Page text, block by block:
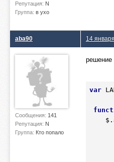
Репутация: N
Группа: в ухо
aba90
Сообщения: 141
Репутация: N
Группа: Кто попало
14
решение
var